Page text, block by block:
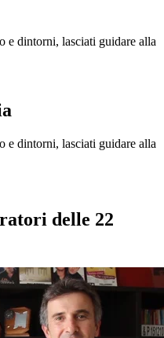
e dintorni, lasciati guidare alla
e dintorni, lasciati guidare alla
delle 22